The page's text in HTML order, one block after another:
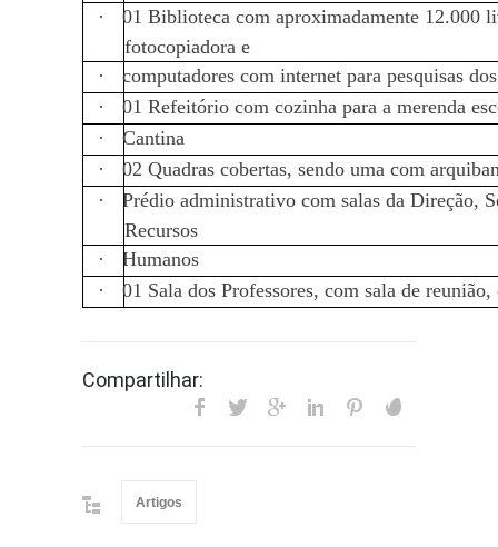
·
01 Biblioteca com aproximadamente 12.000
fotocopiadora e
·
computadores com internet para pesquisas
·
01 Refeitório com cozinha para a merenda
·
Cantina
·
02 Quadras cobertas, sendo uma com
·
Prédio administrativo com salas da Direção,
Recursos
·
Humanos
·
01 Sala dos Professores, com sala de
Compartilhar:
Artigos